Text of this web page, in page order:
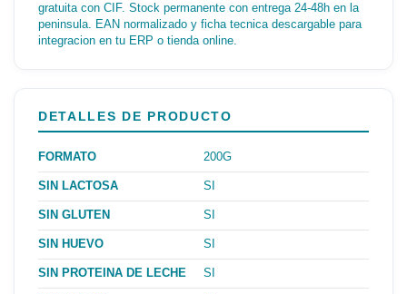
gratuita con CIF. Stock permanente con entrega 24-48h en la
peninsula. EAN normalizado y ficha tecnica descargable para
integracion en tu ERP o tienda online.
DETALLES DE PRODUCTO
FORMATO 200G
SIN LACTOSA SI
SIN GLUTEN SI
SIN HUEVO SI
SIN PROTEINA DE LECHE SI